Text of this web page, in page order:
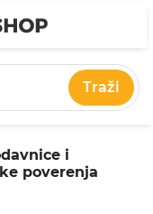
Traži
i
poverenja